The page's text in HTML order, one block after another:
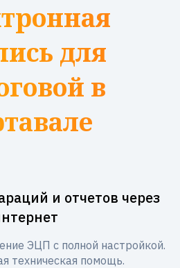
для
в
и отчетов через
ЭЦП с полной настройкой.
техническая помощь.